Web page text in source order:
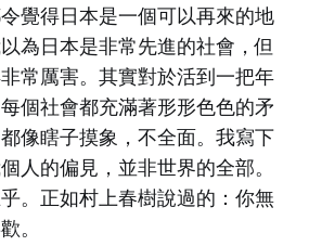
覺得日本是一個可以再來的地
為日本是非常先進的社會，但
常厲害。其實對於活到一把年
個社會都充滿著形形色色的矛
像瞎子摸象，不全面。我寫下
人的偏見，並非世界的全部。
。正如村上春樹說過的：你無
。